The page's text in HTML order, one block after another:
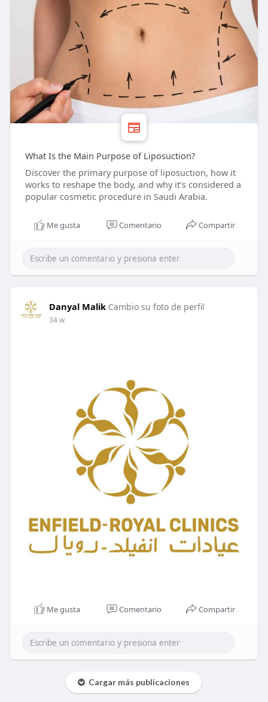
What Is the Main Purpose of Liposuction?
Discover the primary purpose of liposuction, how it
works to reshape the body, and why it’s considered a
popular cosmetic procedure in Saudi Arabia.
Me gusta Comentario Compartir
Danyal Malik Cambio su foto de perfil
34 w
Me gusta Comentario Compartir
Cargar más publicaciones